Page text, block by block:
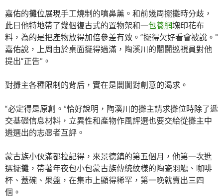
嘉佑的攤位展現手工燒制的噴鼻薰。和前幾周擺攤時分歧，
此日他特地帶了幾個復古式的置物架和一包養網塊印花布
料，為的是把產物放得加倍參差有致。“擺得欠好看會被說。”
嘉佑說，上周由於桌面擺得過滿，陶溪川的闤闠巡視員對他
提出“正告”。
對攤主各種限制的背后，實在是闤闠對創意的渴求。
“必定得是原創。”恰好說明，陶溪川的攤主請求攤位時除了遞
交基礎信息材料，立異性和產物作風評選也要交給從攤主中
遴選出的志愿者互評。
蒙古族小伙滿都拉記得，來景德鎮的第五個月，他第一次進
選擺攤，帶著年夜包小包蒙古族傳統紋樣的陶瓷羽觴、咖啡
杯、蓋碗、果盤，在集市上顯得稀罕，第一晚就賣出三四
個。